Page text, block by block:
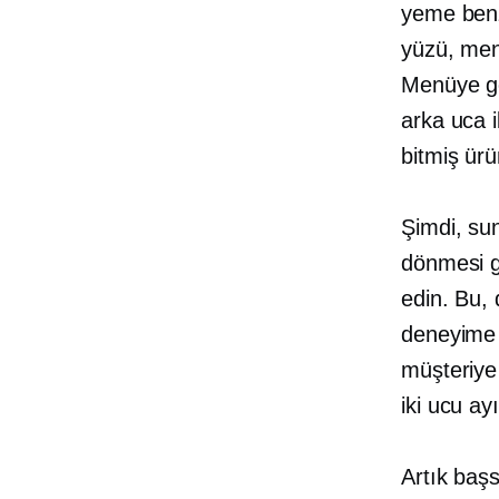
yeme
yüzü,
Menüye
arka uca
bitmiş
Şimdi,
dönmesi
edin. Bu,
iki ucu
Artık